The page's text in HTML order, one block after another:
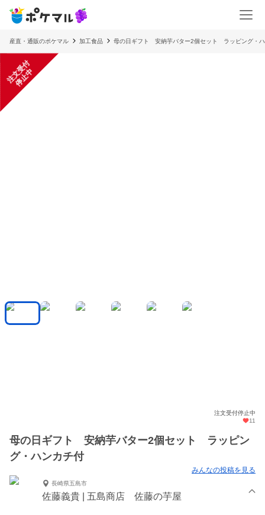
産直・通販のポケマル 加工食品 母の日ギフト 安納芋バター2個セット ラッピング・
注
文
受
付
停
止
中
注文受付停止中
11
母の日ギフト 安納芋バター2個セット ラッピン
グ・ハンカチ付
みんなの投稿を見る
長崎県五島市
佐藤義貴 | 五島商店 佐藤の芋屋